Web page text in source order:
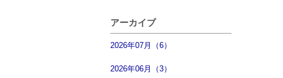
アーカイブ
2026年07月（6）
2026年06月（3）